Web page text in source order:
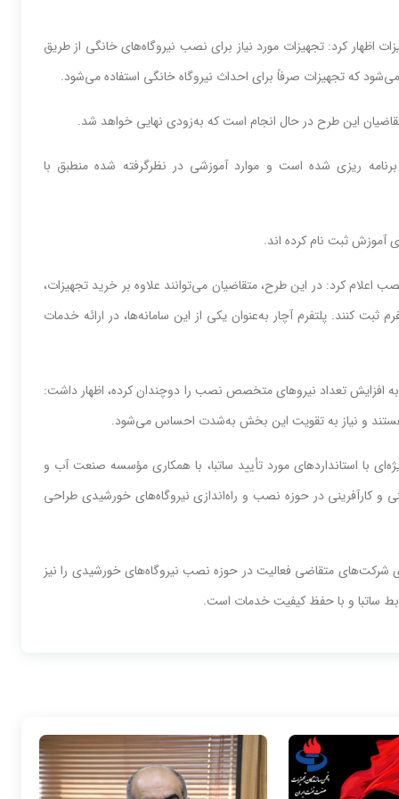
اظهار کرد: تجهیزات مورد نیاز برای نصب نیروگاه‌های خانگی از طریق
می‌شود که تجهیزات صرفاً برای احداث نیروگاه خانگی استفاده می‌شود.
این طرح در حال انجام است که به‌زودی نهایی خواهد شد.
ریزی شده است و موارد آموزشی در نظرگرفته شده منطبق با
اعلام کرد: در این طرح، متقاضیان می‌توانند علاوه بر خرید تجهیزات،
کنند. پلتفرم آچار به‌عنوان یکی از این سامانه‌ها، در ارائه خدمات
به افزایش تعداد نیروهای متخصص نصب را دوچندان کرده، اظهار داشت:
هستند و نیاز به تقویت این بخش به‌شدت احساس می‌شود.
با استانداردهای مورد تأیید ساتبا، با همکاری مؤسسه صنعت آب و
کارآفرینی در حوزه نصب و راه‌اندازی نیروگاه‌های خورشیدی طراحی
شرکت‌های متقاضی فعالیت در حوزه نصب نیروگاه‌های خورشیدی را نیز
ساتبا و با حفظ کیفیت خدمات است.